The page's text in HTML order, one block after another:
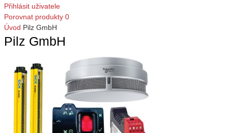
Přihlásit uživatele
Porovnat produkty 0
Úvod Pilz GmbH
Pilz GmbH